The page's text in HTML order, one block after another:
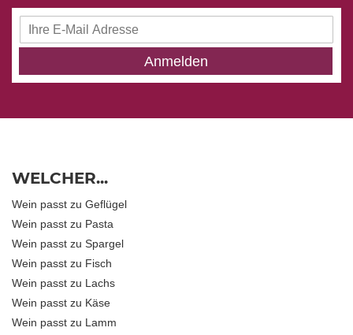
Anmeldung
zum
Anmelden
WELCHER...
Wein passt zu Geflügel
Wein passt zu Pasta
Wein passt zu Spargel
Wein passt zu Fisch
Wein passt zu Lachs
Wein passt zu Käse
Wein passt zu Lamm